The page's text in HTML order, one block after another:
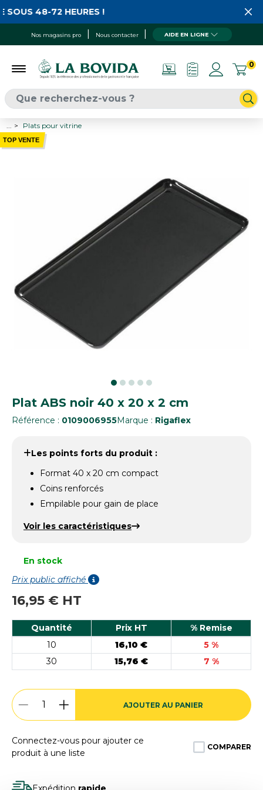
Nos magasins pro Nous contacter AIDE EN LIGNE
0
48-72 HEURES !
Plats pour vitrine
TOP VENTE
Plat ABS noir 40 x 20 x 2 cm
Référence : 0109006955Marque : Rigaflex
Les points forts du produit :
Format 40 x 20 cm compact
Coins renforcés
Empilable pour gain de place
Voir les caractéristiques
En stock
Prix public affiché
16,95 € HT
Quantité Prix HT
% Remise
10
16,10 €
5 %
30
15,76 € 7 %
AJOUTER AU PANIER
Connectez-vous pour ajouter ce
produit à une liste
COMPARER